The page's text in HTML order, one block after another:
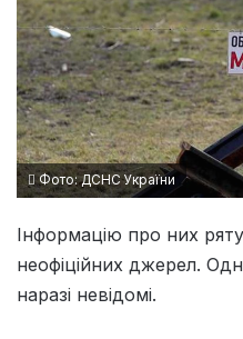
Фото: ДСНС України
Інформацію про них
неофіційних джерел.
наразі невідомі.